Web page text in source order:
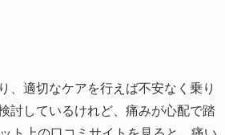
、適切なケアを行えば不安なく乗り
討しているけれど、痛みが心配で踏